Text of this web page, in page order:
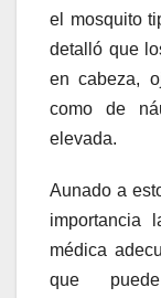
el mosquito
detalló que
en cabeza,
como de
elevada.
Aunado a
importancia
médica
que